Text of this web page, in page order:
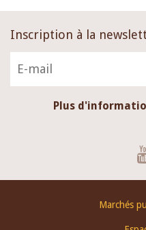
Inscription à la
Plus
Marchés